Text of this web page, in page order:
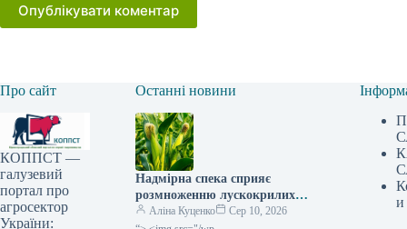
Опублікувати коментар
Про сайт
КОППСТ —
галузевий
портал про
агросектор
України:
Останні новини
Надмірна спека сприяє
розмноженню лускокрилих
шкідників, ставлячи під
Аліна Куценко
Сер 10, 2026
и